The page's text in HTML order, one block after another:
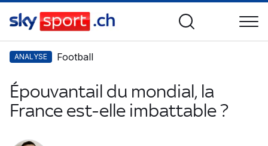
ANALYSE Football
Épouvantail du mondial, la
France est-elle imbattable ?